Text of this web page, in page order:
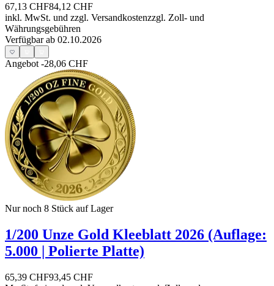
67,13 CHF84,12 CHF
inkl. MwSt. und zzgl. Versandkostenzzgl. Zoll- und
Währungsgebühren
Verfügbar ab 02.10.2026
Angebot -28,06 CHF
Nur noch 8 Stück auf Lager
1/200 Unze Gold Kleeblatt 2026 (Auflage:
5.000 | Polierte Platte)
65,39 CHF93,45 CHF